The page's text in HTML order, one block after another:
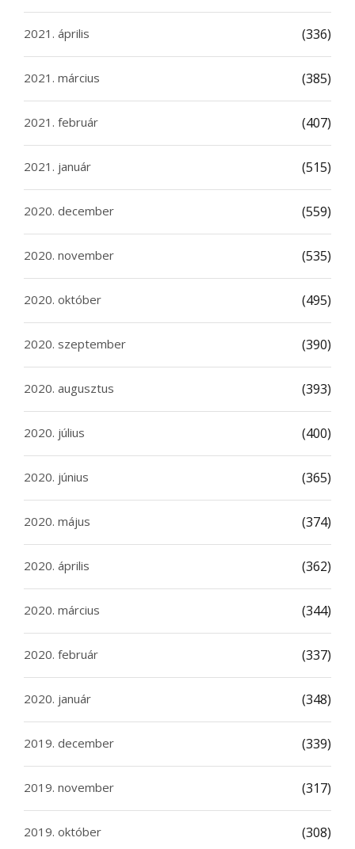
2021. április (336)
2021. március (385)
2021. február (407)
2021. január (515)
2020. december (559)
2020. november (535)
2020. október (495)
2020. szeptember (390)
2020. augusztus (393)
2020. július (400)
2020. június (365)
2020. május (374)
2020. április (362)
2020. március (344)
2020. február (337)
2020. január (348)
2019. december (339)
2019. november (317)
2019. október (308)